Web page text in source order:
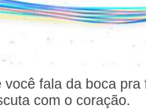
você fala da boca pra
com o coração.